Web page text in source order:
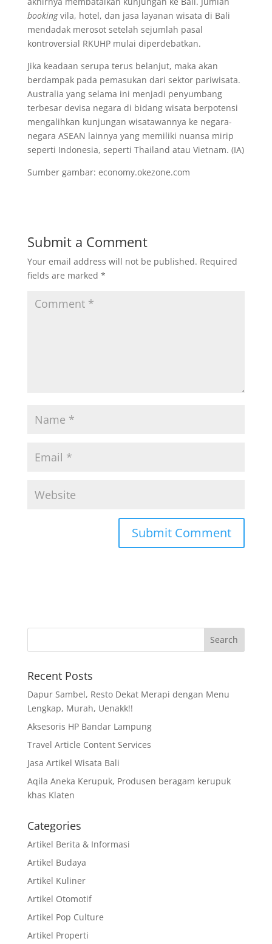
bookingvila, hotel, dan jasa layanan wisata di Bali
mendadak merosot setelah sejumlah pasal
kontroversial RKUHP mulai diperdebatkan.
Jika keadaan serupa terus belanjut, maka akan
berdampak pada pemasukan dari sektor pariwisata.
Australia yang selama ini menjadi penyumbang
terbesar devisa negara di bidang wisata berpotensi
mengalihkan kunjungan wisatawannya ke negara-
negara ASEAN lainnya yang memiliki nuansa mirip
seperti Indonesia, seperti Thailand atau Vietnam. (IA)
Sumber gambar: economy.okezone.com
Submit a Comment
Your email address will not be published. Required
fields are marked *
Recent Posts
Dapur Sambel, Resto Dekat Merapi dengan Menu
Lengkap, Murah, Uenakk!!
Aksesoris HP Bandar Lampung
Travel Article Content Services
Jasa Artikel Wisata Bali
Aqila Aneka Kerupuk, Produsen beragam kerupuk
khas Klaten
Categories
Artikel Berita & Informasi
Artikel Budaya
Artikel Kuliner
Artikel Otomotif
Artikel Pop Culture
Artikel Properti